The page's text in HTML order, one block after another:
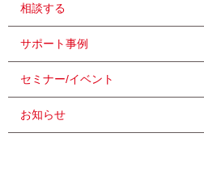
相談する
サポート事例
セミナー/イベント
お知らせ